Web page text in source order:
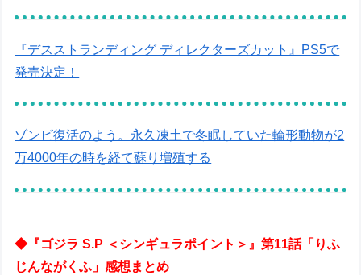
『デスストランディング ディレクターズカット』PS5で
発売決定！
ゾンビ復活のよう。永久凍土で冬眠していた輪形動物が2
万4000年の時を経て蘇り増殖する
◆『ゴジラ S.P ＜シンギュラポイント＞』第11話「りふ
じんながくふ」感想まとめ